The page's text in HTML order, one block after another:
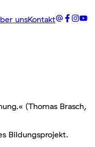
unsKontakt
(Thomas Brasch,
Bildungsprojekt.